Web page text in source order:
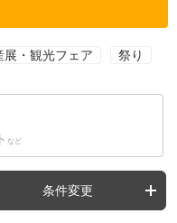
展・観光フェア 祭り
など
条件変更